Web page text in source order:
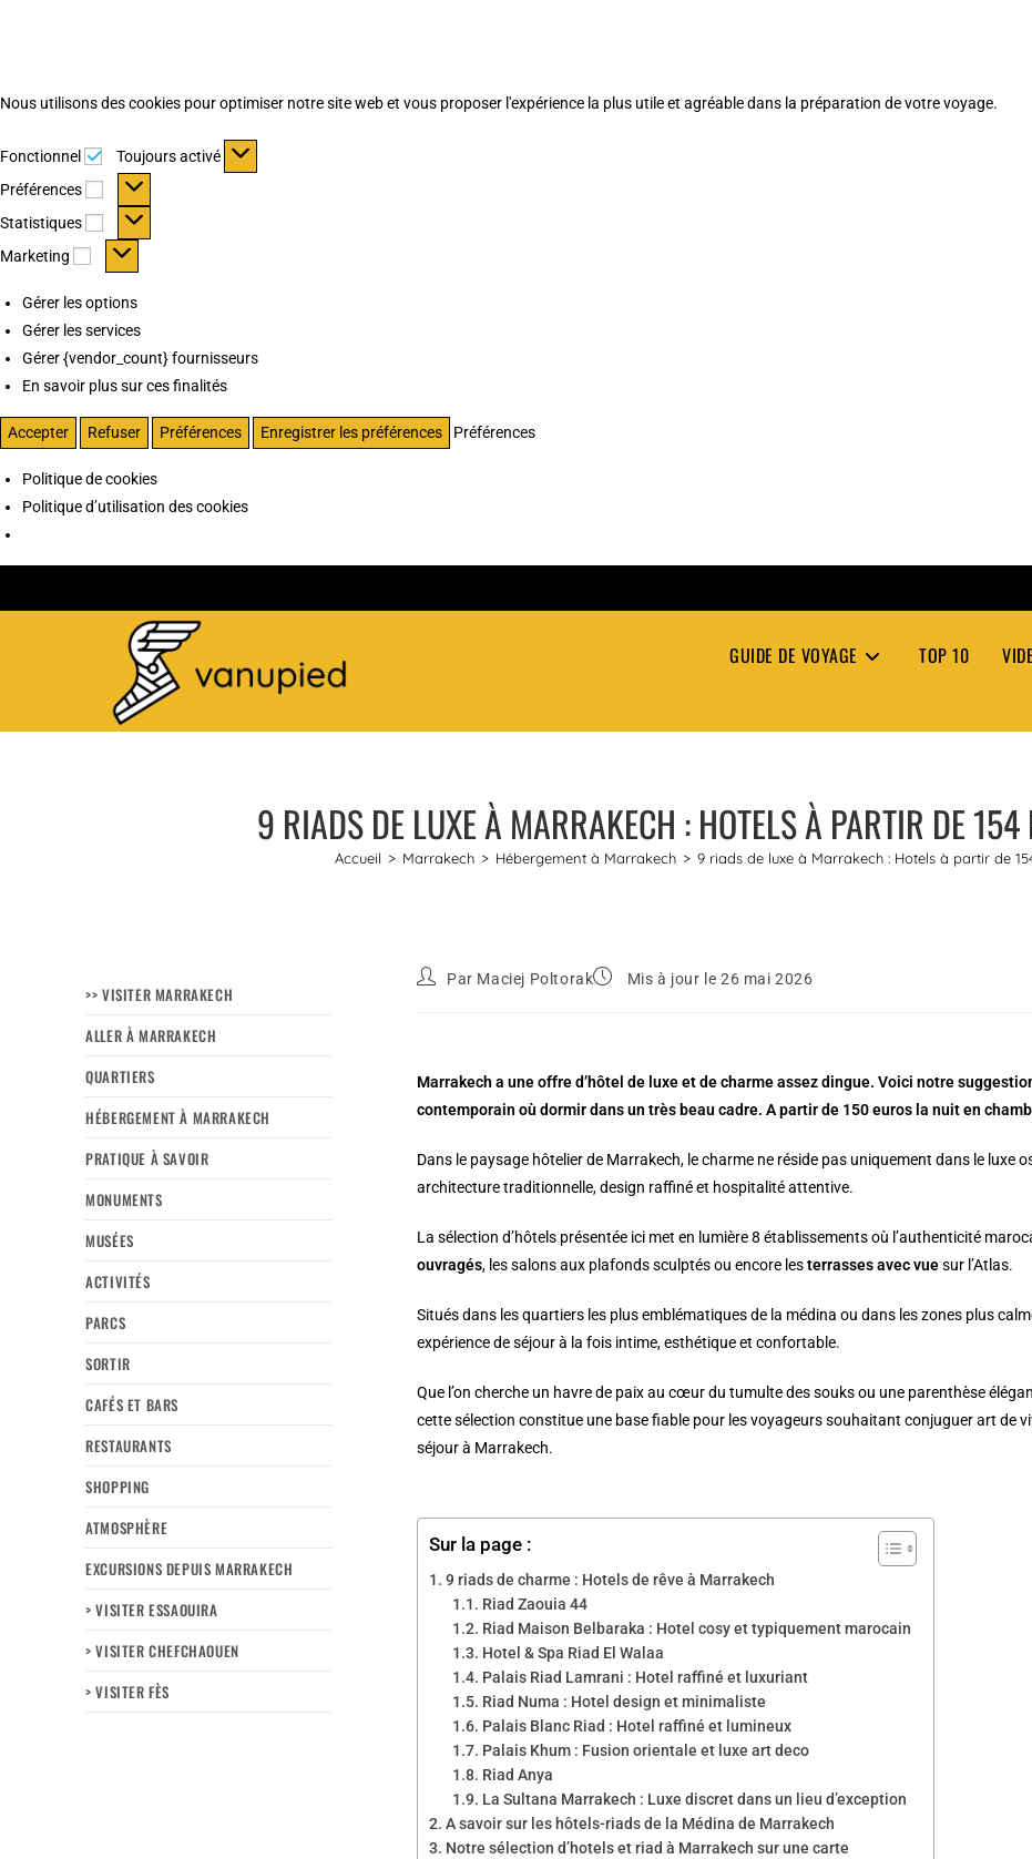
Nous utilisons des cookies pour optimiser notre site web et vous proposer l'expérience la plus utile et agréable dans la préparation de votre voyage.
Fonctionnel Fonctionnel
Toujours activé
Préférences
Préférences
Statistiques Statistiques
Marketing Marketing
Gérer les options
Gérer les services
Gérer {vendor_count} fournisseurs
En savoir plus sur ces finalités
Accepter Refuser Préférences Enregistrer les préférences Préférences
Politique de cookies
Politique d’utilisation des cookies
GUIDE DE VOYAGE TOP 10
9 RIADS DE LUXE À MARRAKECH : HOTELS À PARTIR DE
Accueil > Marrakech > Hébergement à Marrakech > 9 riads de luxe à Marrakech : Hotels à partir de
>> VISITER MARRAKECH
ALLER À MARRAKECH
QUARTIERS
HÉBERGEMENT À MARRAKECH
PRATIQUE À SAVOIR
MONUMENTS
MUSÉES
ACTIVITÉS
PARCS
SORTIR
CAFÉS ET BARS
RESTAURANTS
SHOPPING
ATMOSPHÈRE
EXCURSIONS DEPUIS MARRAKECH
> VISITER ESSAOUIRA
> VISITER CHEFCHAOUEN
> VISITER FÈS
Par Maciej Poltorak Mis à jour le 26 mai 2026
Marrakech a une offre d’hôtel de luxe et de charme assez dingue. Voici notre
contemporain où dormir dans un très beau cadre. A partir de 150 euros la nuit en
Dans le paysage hôtelier de Marrakech, le charme ne réside pas uniquement dans le luxe
architecture traditionnelle, design raffiné et hospitalité attentive.
La sélection d’hôtels présentée ici met en lumière 8 établissements où l’authenticité
ouvragés, les salons aux plafonds sculptés ou encore lesterrasses avec vuesur l’Atlas.
Situés dans les quartiers les plus emblématiques de la médina ou dans les zones plus
expérience de séjour à la fois intime, esthétique et confortable.
Que l’on cherche un havre de paix au cœur du tumulte des souks ou une parenthèse
cette sélection constitue une base fiable pour les voyageurs souhaitant conjuguer art de
séjour à Marrakech.
Sur la page :
9 riads de charme : Hotels de rêve à Marrakech
Riad Zaouia 44
Riad Maison Belbaraka : Hotel cosy et typiquement marocain
Hotel & Spa Riad El Walaa
Palais Riad Lamrani : Hotel raffiné et luxuriant
Riad Numa : Hotel design et minimaliste
Palais Blanc Riad : Hotel raffiné et lumineux
Palais Khum : Fusion orientale et luxe art deco
Riad Anya
La Sultana Marrakech : Luxe discret dans un lieu d’exception
A savoir sur les hôtels-riads de la Médina de Marrakech
Notre sélection d’hotels et riad à Marrakech sur une carte